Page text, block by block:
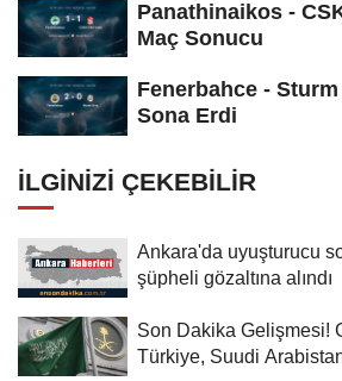
Panathinaikos -
Maç Sonucu
Fenerbahce - Sturm
Sona Erdi
İLGINIZI ÇEKEBILIR
Ankara'da uyuşturucu
şüpheli gözaltına alındı
Son Dakika Gelişmesi!
Türkiye, Suudi